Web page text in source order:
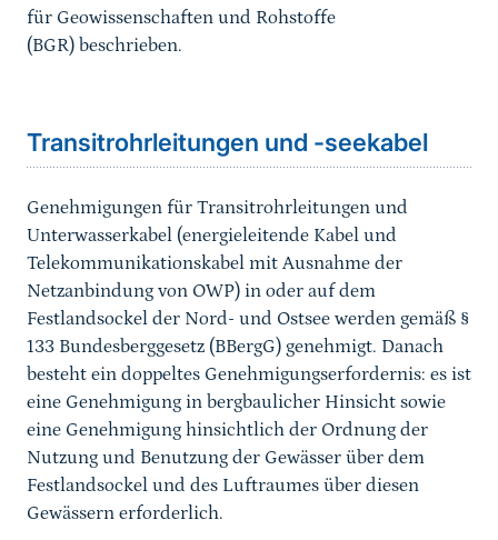
für Geowissenschaften und Rohstoffe
(BGR) beschrieben.
Transitrohrleitungen und -seekabel
Genehmigungen für Transitrohrleitungen und
Unterwasserkabel (energieleitende Kabel und
Telekommunikationskabel mit Ausnahme der
Netzanbindung von OWP) in oder auf dem
Festlandsockel der Nord- und Ostsee werden gemäß §
133 Bundesberggesetz (BBergG) genehmigt. Danach
besteht ein doppeltes Genehmigungserfordernis: es ist
eine Genehmigung in bergbaulicher Hinsicht sowie
eine Genehmigung hinsichtlich der Ordnung der
Nutzung und Benutzung der Gewässer über dem
Festlandsockel und des Luftraumes über diesen
Gewässern erforderlich.